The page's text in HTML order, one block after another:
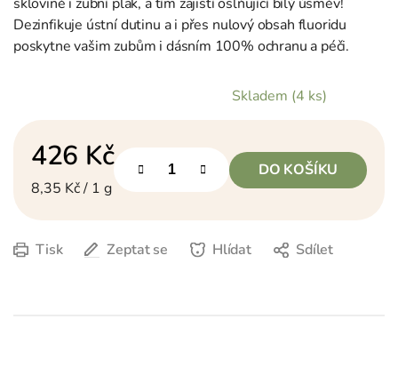
Dezinfikuje ústní dutinu a i přes nulový obsah fluoridu
poskytne vašim zubům i dásním 100% ochranu a péči.
Skladem (4 ks)
426 Kč
Měrná cena:
8,35 Kč / 1 g
DO KOŠÍKU
Tisk Zeptat se Hlídat Sdílet